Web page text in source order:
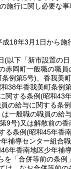
施行に関し必要な
18年3月1日から施
(以下「新市設置の
赤岡町一般職の職員
例第5号) 、香我美
38年香我美町条例
関する条例(昭和43
員の給与に関する条例
は一般職の職員の給
9号)又は解散前の
る条例(昭和45年香
年補導センター組合
年香南地区少年補
を「合併等前の条例